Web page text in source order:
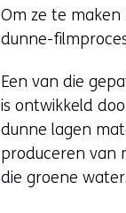
Om ze te
dunne-
Een van die
is ontwikkeld
dunne lagen
produceren van
die groene